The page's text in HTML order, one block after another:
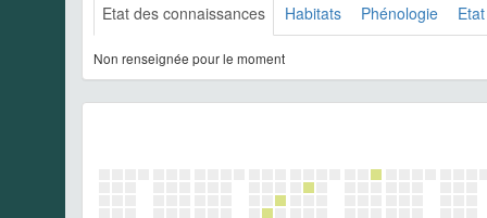
Etat des connaissances Habitats Phénologie
Non renseignée pour le moment